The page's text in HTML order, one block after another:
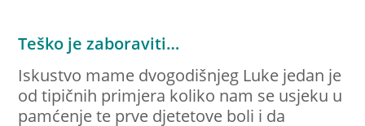
Teško je zaboraviti…
Iskustvo mame dvogodišnjeg Luke jedan je
od tipičnih primjera koliko nam se usjeku u
pamćenje te prve djetetove boli i da